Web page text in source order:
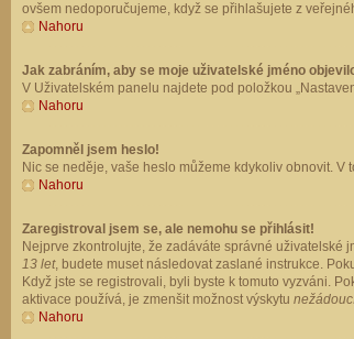
ovšem nedoporučujeme, když se přihlašujete z
Nahoru
Jak zabráním, aby se moje uživatelské jméno
V Uživatelském panelu najdete pod položkou
Nahoru
Zapomněl jsem heslo!
Nic se neděje, vaše heslo můžeme kdykoliv obnovit.
Nahoru
Zaregistroval jsem se, ale nemohu se přihlásit!
Nejprve zkontrolujte, že zadáváte správné uživatelské
13 let, budete muset následovat zaslané instrukce.
Když jste se registrovali, byli byste k tomuto vyzváni.
aktivace používá, je zmenšit možnost výskytu
Nahoru